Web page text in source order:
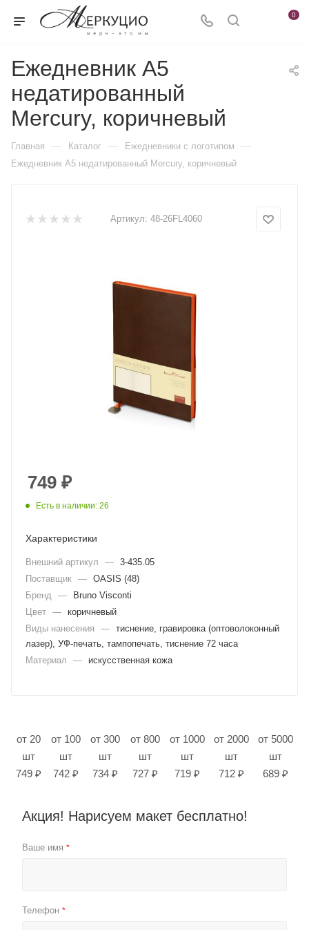
0
Ежедневник А5
недатированный
Mercury, коричневый
Главная — Каталог — Ежедневники c логотипом —
Ежедневник А5 недатированный Mercury, коричневый
Артикул: 48-26FL4060
749 ₽
Есть в наличии: 26
Характеристики
Внешний артикул — 3-435.05
Поставщик — OASIS (48)
Бренд
—
Bruno Visconti
Цвет — коричневый
Виды нанесения
— тиснение, гравировка (оптоволоконный
лазер), УФ-печать, тампопечать, тиснение 72 часа
Материал
— искусственная кожа
от 20
шт
749 ₽
от 100
шт
742 ₽
от 300
шт
734 ₽
от 800
шт
727 ₽
от 1000
шт
719 ₽
от 2000
шт
712 ₽
от 5000
шт
689 ₽
Акция! Нарисуем макет бесплатно!
Ваше имя *
Телефон *